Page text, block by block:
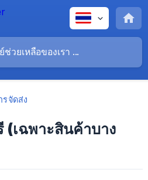
รจัดส่ง
(เฉพาะสินค้าบาง